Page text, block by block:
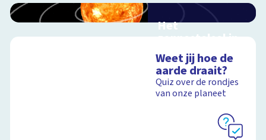
Het
zonnestelsel in
3D
Reis mee door ons
zonnestelsel
Schoolplaat
Weet jij hoe de
aarde draait?
Quiz over de rondjes
van onze planeet